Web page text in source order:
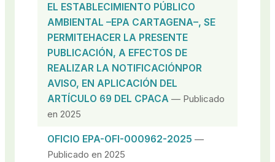
EL ESTABLECIMIENTO PÚBLICO
AMBIENTAL –EPA CARTAGENA–, SE
PERMITEHACER LA PRESENTE
PUBLICACIÓN, A EFECTOS DE
REALIZAR LA NOTIFICACIÓNPOR
AVISO, EN APLICACIÓN DEL
ARTÍCULO 69 DEL CPACA — Publicado
en 2025
OFICIO EPA-OFI-000962-2025 —
Publicado en 2025